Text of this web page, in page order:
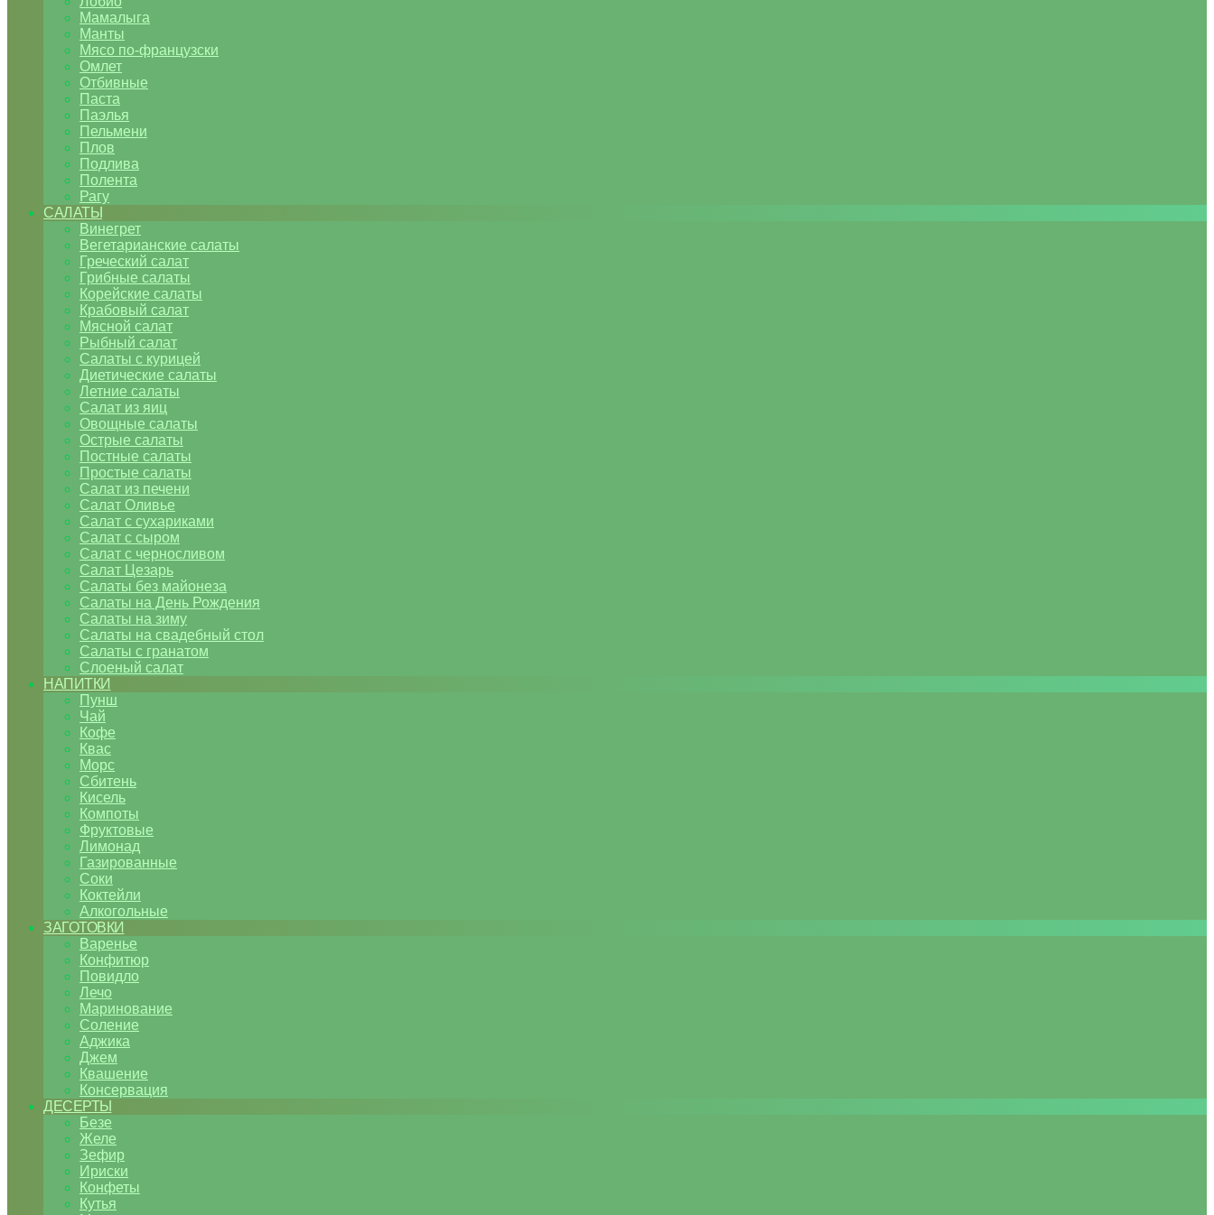
Мамалыга
Манты
Мясо по-французски
Омлет
Отбивные
Паста
Паэлья
Пельмени
Плов
Подлива
Полента
Рагу
САЛАТЫ
Винегрет
Вегетарианские салаты
Греческий салат
Грибные салаты
Корейские салаты
Крабовый салат
Мясной салат
Рыбный салат
Салаты с курицей
Диетические салаты
Летние салаты
Салат из яиц
Овощные салаты
Острые салаты
Постные салаты
Простые салаты
Салат из печени
Салат Оливье
Салат с сухариками
Салат с сыром
Салат с черносливом
Салат Цезарь
Салаты без майонеза
Салаты на День Рождения
Салаты на зиму
Салаты на свадебный стол
Салаты с гранатом
Слоеный салат
НАПИТКИ
Пунш
Чай
Кофе
Квас
Морс
Сбитень
Кисель
Компоты
Фруктовые
Лимонад
Газированные
Соки
Коктейли
Алкогольные
ЗАГОТОВКИ
Варенье
Конфитюр
Повидло
Лечо
Маринование
Соление
Аджика
Джем
Квашение
Консервация
ДЕСЕРТЫ
Безе
Желе
Зефир
Ириски
Конфеты
Кутья